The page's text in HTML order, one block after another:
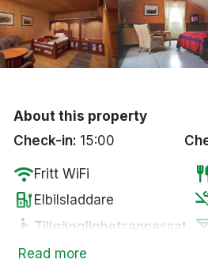
Bergen
Hela Danmark
About this property
Check-in: 15:00
wifiFritt WiFi
ev_station Elbilsladdare
accessible Tillgänglighetsanpassat
Read more